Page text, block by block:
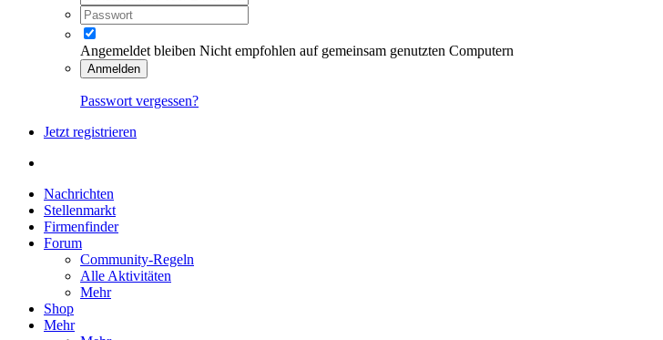
Angemeldet bleiben Nicht empfohlen auf gemeinsam genutzten Computern
Anmelden
Passwort vergessen?
Jetzt registrieren
Nachrichten
Stellenmarkt
Firmenfinder
Forum
Community-Regeln
Alle Aktivitäten
Mehr
Shop
Mehr